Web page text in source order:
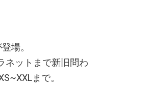
場。
ネットまで新旧問わ
まで。